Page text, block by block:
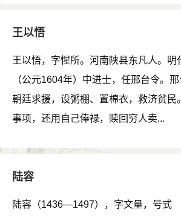
王以悟
王以悟，字惺所。河南陕县东凡人。明
（公元1604年）中进士，任邢台令。
朝廷求援，设粥棚、置棉衣，救济贫民
事项，还用自己俸禄，赎回穷人卖...
陆容
陆容（1436—1497），字文量，号式